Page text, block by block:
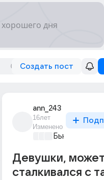
Создать пост
ann_243
16лет
Изменено
Бьютилэнд
Девушки,
сталкивался с